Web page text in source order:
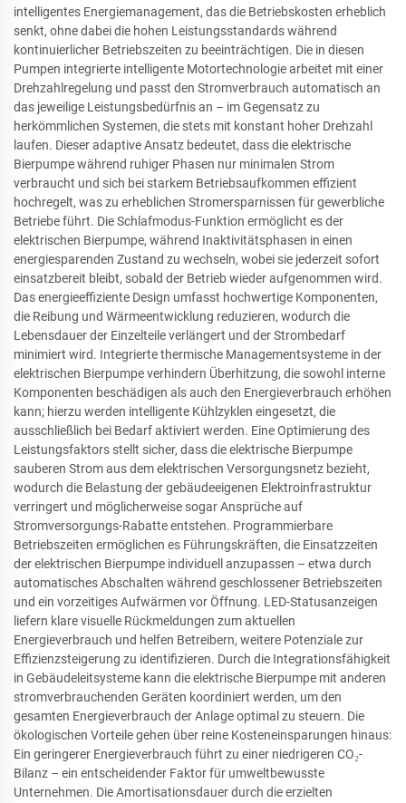
intelligentes Energiemanagement, das die Betriebskosten erheblich
senkt, ohne dabei die hohen Leistungsstandards während
kontinuierlicher Betriebszeiten zu beeinträchtigen. Die in diesen
Pumpen integrierte intelligente Motortechnologie arbeitet mit einer
Drehzahlregelung und passt den Stromverbrauch automatisch an
das jeweilige Leistungsbedürfnis an – im Gegensatz zu
herkömmlichen Systemen, die stets mit konstant hoher Drehzahl
laufen. Dieser adaptive Ansatz bedeutet, dass die elektrische
Bierpumpe während ruhiger Phasen nur minimalen Strom
verbraucht und sich bei starkem Betriebsaufkommen effizient
hochregelt, was zu erheblichen Stromersparnissen für gewerbliche
Betriebe führt. Die Schlafmodus-Funktion ermöglicht es der
elektrischen Bierpumpe, während Inaktivitätsphasen in einen
energiesparenden Zustand zu wechseln, wobei sie jederzeit sofort
einsatzbereit bleibt, sobald der Betrieb wieder aufgenommen wird.
Das energieeffiziente Design umfasst hochwertige Komponenten,
die Reibung und Wärmeentwicklung reduzieren, wodurch die
Lebensdauer der Einzelteile verlängert und der Strombedarf
minimiert wird. Integrierte thermische Managementsysteme in der
elektrischen Bierpumpe verhindern Überhitzung, die sowohl interne
Komponenten beschädigen als auch den Energieverbrauch erhöhen
kann; hierzu werden intelligente Kühlzyklen eingesetzt, die
ausschließlich bei Bedarf aktiviert werden. Eine Optimierung des
Leistungsfaktors stellt sicher, dass die elektrische Bierpumpe
sauberen Strom aus dem elektrischen Versorgungsnetz bezieht,
wodurch die Belastung der gebäudeeigenen Elektroinfrastruktur
verringert und möglicherweise sogar Ansprüche auf
Stromversorgungs-Rabatte entstehen. Programmierbare
Betriebszeiten ermöglichen es Führungskräften, die Einsatzzeiten
der elektrischen Bierpumpe individuell anzupassen – etwa durch
automatisches Abschalten während geschlossener Betriebszeiten
und ein vorzeitiges Aufwärmen vor Öffnung. LED-Statusanzeigen
liefern klare visuelle Rückmeldungen zum aktuellen
Energieverbrauch und helfen Betreibern, weitere Potenziale zur
Effizienzsteigerung zu identifizieren. Durch die Integrationsfähigkeit
in Gebäudeleitsysteme kann die elektrische Bierpumpe mit anderen
stromverbrauchenden Geräten koordiniert werden, um den
gesamten Energieverbrauch der Anlage optimal zu steuern. Die
ökologischen Vorteile gehen über reine Kosteneinsparungen hinaus:
Ein geringerer Energieverbrauch führt zu einer niedrigeren CO₂-
Bilanz – ein entscheidender Faktor für umweltbewusste
Unternehmen. Die Amortisationsdauer durch die erzielten